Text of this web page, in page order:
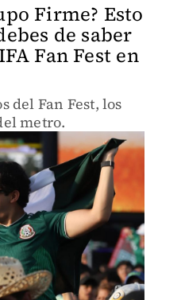
Firme? Esto
de saber
Fan Fest en
del Fan Fest, los
metro.